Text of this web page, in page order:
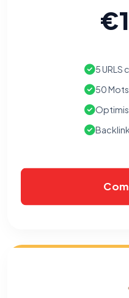
5 URLS
50
mémorisation de vos choix